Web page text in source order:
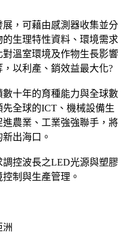
，可藉由感測器收集並分
生理特性資料、環境需求
溫室環境及作物生長影響
以利產、銷效益最大化?
十年的育種能力與全球數
全球的ICT、機械設備生
農業、工業強強聯手，將
出海口。
控波長之LED光源與塑膠
制與生產管理。
洲